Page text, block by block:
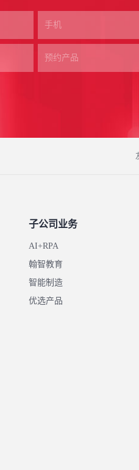
子公司业务
AI+RPA
翰智教育
智能制造
优选产品